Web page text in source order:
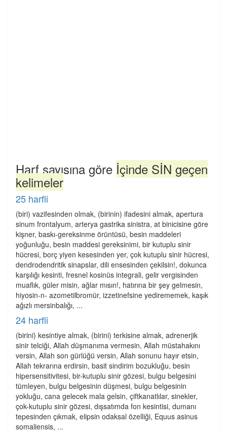
Harf sayısına göre İçinde SİN geçen
kelimeler
25 harfli
(biri) vazifesinden olmak, (birinin) ifadesini almak, apertura
sinum frontalyum, arterya gastrika sinistra, at binicisine göre
kişner, baskı-gereksinme örüntüsü, besin maddeleri
yoğunluğu, besin maddesi gereksinimi, bir kutuplu sinir
hücresi, borç yiyen kesesinden yer, çok kutuplu sinir hücresi,
dendrodendritik sinapslar, dili ensesinden çekilsin!, dokunca
karşılığı kesinti, fresnel kosinüs integrali, gelir vergisinden
muaflık, güler misin, ağlar mısın!, hatırına bir şey gelmesin,
hiyosin-n- azometilbromür, izzetinefsine yedirememek, kaşık
ağızlı mersinbalığı, ...
24 harfli
(birini) kesintiye almak, (birini) terkisine almak, adrenerjik
sinir telciği, Allah düşmanıma vermesin, Allah müstahakını
versin, Allah son gürlüğü versin, Allah sonunu hayır etsin,
Allah tekrarına erdirsin, basit sindirim bozukluğu, besin
hipersensitivitesi, bir-kutuplu sinir gözesi, bulgu belgesini
tümleyen, bulgu belgesinin düşmesi, bulgu belgesinin
yokluğu, cana gelecek mala gelsin, çiftkanatlılar, sinekler,
çok-kutuplu sinir gözesi, dışsatımda fon kesintisi, dumanı
tepesinden çıkmak, elipsin odaksal özelliği, Equus asinus
somaliensis, ...